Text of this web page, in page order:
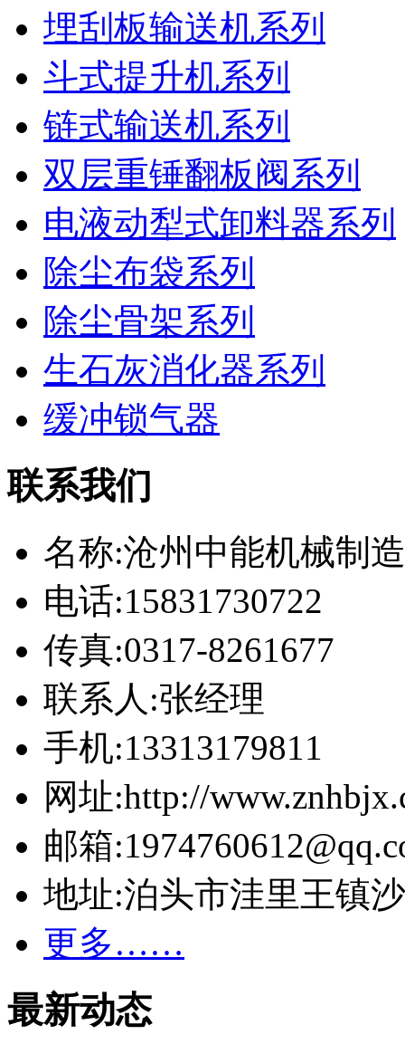
埋刮板输送机系列
斗式提升机系列
链式输送机系列
双层重锤翻板阀系列
电液动犁式卸料器系列
除尘布袋系列
除尘骨架系列
生石灰消化器系列
缓冲锁气器
联系我们
名称:沧州中能机械制
电话:15831730722
传真:0317-8261677
联系人:张经理
手机:13313179811
网址:http://
邮箱
地址:泊头市洼里王镇
更多……
最新动态